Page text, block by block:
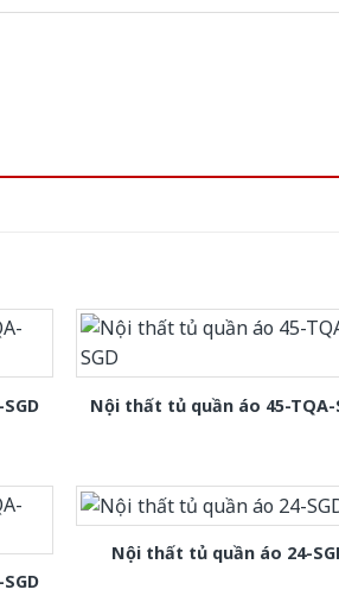
Nội thất tủ quần áo 45-TQA-
Nội thất tủ quần áo 24-